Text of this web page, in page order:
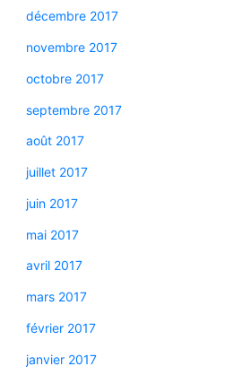
décembre 2017
novembre 2017
octobre 2017
septembre 2017
août 2017
juillet 2017
juin 2017
mai 2017
avril 2017
mars 2017
février 2017
janvier 2017